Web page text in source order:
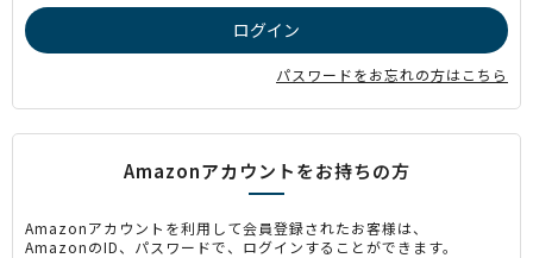
パスワードをお忘れの方はこちら
Amazonアカウントをお持ちの方
Amazonアカウントを利用して会員登録されたお客様は、
AmazonのID、パスワードで、ログインすることができます。